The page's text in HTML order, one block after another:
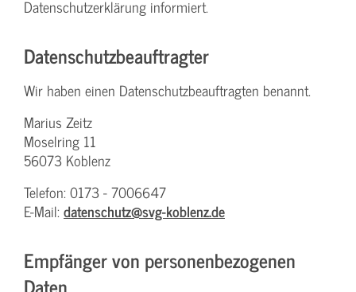
Datenschutzerklärung informiert.
Datenschutz­beauftragter
Wir haben einen Datenschutzbeauftragten benannt.
Marius Zeitz
Moselring 11
56073 Koblenz
Telefon: 0173 - 7006647
E-Mail: datenschutz@svg-koblenz.de
Empfänger von personenbezogenen
Daten